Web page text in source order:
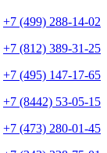
+7 (499) 288-14-02
+7 (812) 389-31-25
+7 (495) 147-17-65
+7 (8442) 53-05-15
+7 (473) 280-01-45